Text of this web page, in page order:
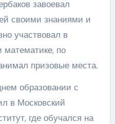
завоевал
своими знаниями и
участвовал в
по
призовые места.
образовании с
в Московский
где обучался на